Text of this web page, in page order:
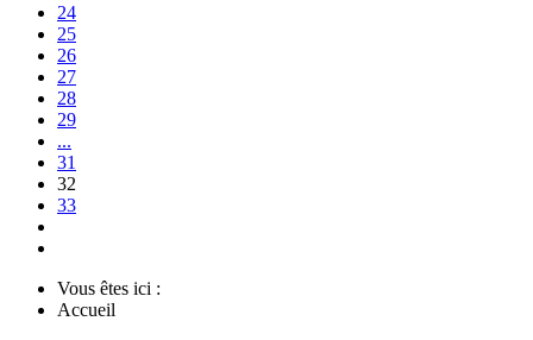
24
25
26
27
28
29
...
31
32
33
Vous êtes ici :
Accueil